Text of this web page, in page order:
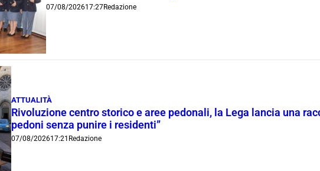
07/08/202617:27Redazione
ATTUALITÀ
Rivoluzione centro storico e aree pedonali, la Lega lancia una
pedoni senza punire i residenti”
07/08/202617:21 Redazione